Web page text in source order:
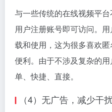
与一些传统的在线视频平
用户注册账号即可访问。
载和使用，这为很多喜欢
便利。由于不涉及复杂的
单、快捷、直接。
（4）无广告，减少干